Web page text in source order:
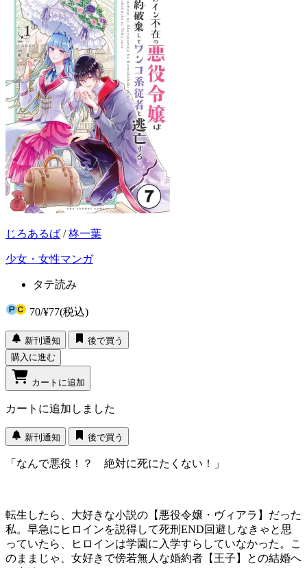
じろあるば /柊一葉
少女・女性マンガ
タテ読み
70/¥77(税込)
新刊通知
後で買う
購入に進む
カートに追加
カートに追加しました
新刊通知 後で買う
「なんで悪役！？ 絶対に死にたくない！」
転生したら、大好きな小説の【悪役令嬢・ヴィアラ】だった
私。早急にヒロインを説得して死刑END回避しなきゃと思
っていたら、ヒロインは学園に入学すらしていなかった。こ
のままじゃ、女好きで傍若無人な婚約者【王子】との結婚へ